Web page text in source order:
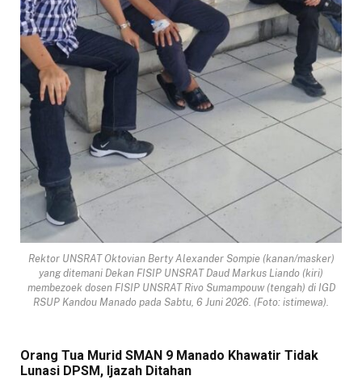
Rektor UNSRAT Oktovian Berty Alexander Sompie (kanan/masker)
yang ditemani Dekan FISIP UNSRAT Daud Markus Liando (kiri)
membezoek dosen FISIP UNSRAT Rivo Sumampouw (tengah) di IGD
RSUP Kandou Manado pada Sabtu, 6 Juni 2026. (Foto: istimewa).
Orang Tua Murid SMAN 9 Manado Khawatir Tidak
Lunasi DPSM, Ijazah Ditahan